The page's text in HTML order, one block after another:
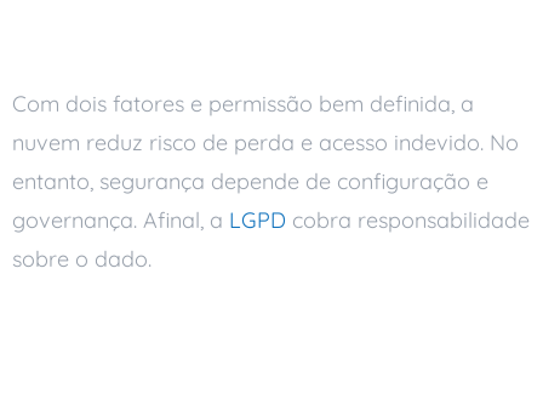
Com dois fatores e permissão bem definida, a
nuvem reduz risco de perda e acesso indevido. No
entanto, segurança depende de configuração e
governança. Afinal, a LGPD cobra responsabilidade
sobre o dado.